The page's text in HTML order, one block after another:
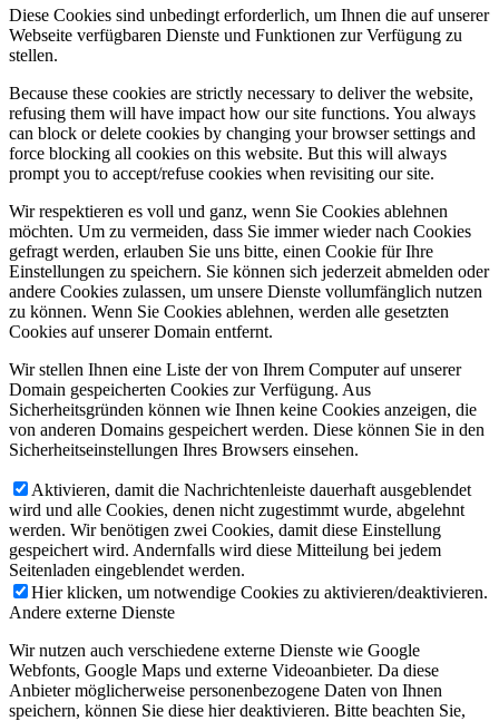
Diese Cookies sind unbedingt erforderlich, um Ihnen die auf unserer
Webseite verfügbaren Dienste und Funktionen zur Verfügung zu
stellen.
Because these cookies are strictly necessary to deliver the website,
refusing them will have impact how our site functions. You always
can block or delete cookies by changing your browser settings and
force blocking all cookies on this website. But this will always
prompt you to accept/refuse cookies when revisiting our site.
Wir respektieren es voll und ganz, wenn Sie Cookies ablehnen
möchten. Um zu vermeiden, dass Sie immer wieder nach Cookies
gefragt werden, erlauben Sie uns bitte, einen Cookie für Ihre
Einstellungen zu speichern. Sie können sich jederzeit abmelden oder
andere Cookies zulassen, um unsere Dienste vollumfänglich nutzen
zu können. Wenn Sie Cookies ablehnen, werden alle gesetzten
Cookies auf unserer Domain entfernt.
Wir stellen Ihnen eine Liste der von Ihrem Computer auf unserer
Domain gespeicherten Cookies zur Verfügung. Aus
Sicherheitsgründen können wie Ihnen keine Cookies anzeigen, die
von anderen Domains gespeichert werden. Diese können Sie in den
Sicherheitseinstellungen Ihres Browsers einsehen.
Aktivieren, damit die Nachrichtenleiste dauerhaft ausgeblendet
wird und alle Cookies, denen nicht zugestimmt wurde, abgelehnt
werden. Wir benötigen zwei Cookies, damit diese Einstellung
gespeichert wird. Andernfalls wird diese Mitteilung bei jedem
Seitenladen eingeblendet werden.
Hier klicken, um notwendige Cookies zu aktivieren/deaktivieren.
Andere externe Dienste
Wir nutzen auch verschiedene externe Dienste wie Google
Webfonts, Google Maps und externe Videoanbieter. Da diese
Anbieter möglicherweise personenbezogene Daten von Ihnen
speichern, können Sie diese hier deaktivieren. Bitte beachten Sie,